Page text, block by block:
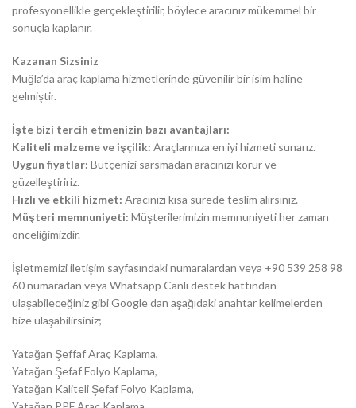
profesyonellikle gerçekleştirilir, böylece aracınız mükemmel bir
sonuçla kaplanır.
Kazanan Sizsiniz
Muğla’da araç kaplama hizmetlerinde güvenilir bir isim haline
gelmiştir.
İşte bizi tercih etmenizin bazı avantajları:
Kaliteli malzeme ve işçilik: Araçlarınıza en iyi hizmeti sunarız.
Uygun fiyatlar: Bütçenizi sarsmadan aracınızı korur ve
güzelleştiririz.
Hızlı ve etkili hizmet: Aracınızı kısa sürede teslim alırsınız.
Müşteri memnuniyeti: Müşterilerimizin memnuniyeti her zaman
önceliğimizdir.
İşletmemizi iletişim sayfasındaki numaralardan veya +90 539 258 98
60 numaradan veya Whatsapp Canlı destek hattından
ulaşabileceğiniz gibi Google dan aşağıdaki anahtar kelimelerden
bize ulaşabilirsiniz;
Yatağan Şeffaf Araç Kaplama,
Yatağan Şefaf Folyo Kaplama,
Yatağan Kaliteli Şefaf Folyo Kaplama,